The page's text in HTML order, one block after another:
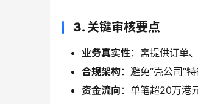
3. 关键审核要点
业务真实性：需提供订单
合规架构：避免“壳公司”
资金流向 ：单笔超20万港